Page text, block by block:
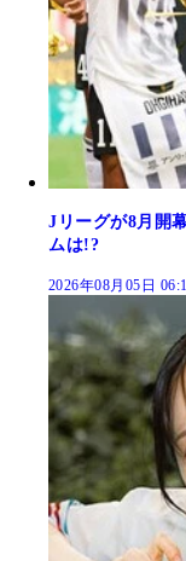
Jリーグが8月開
ムは!?
2026年08月05日